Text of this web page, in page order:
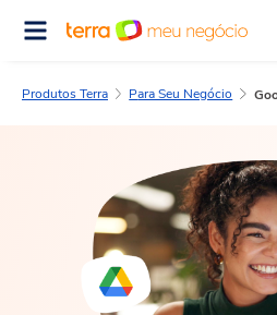
Produtos Terra Para Seu Negócio